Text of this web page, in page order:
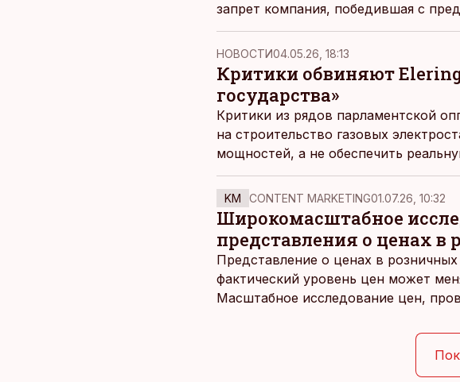
запрет компания, победившая с
НОВОСТИ04.05.26, 18:13
Критики обвиняют
государства»
Критики из рядов парламентской
на строительство газовых
мощностей, а не обеспечить
KM CONTENT MARKETING01.07.26, 10:32
Широкомасштабное
представления о ценах в
Представление о ценах в
фактический уровень цен может
Масштабное исследование цен,